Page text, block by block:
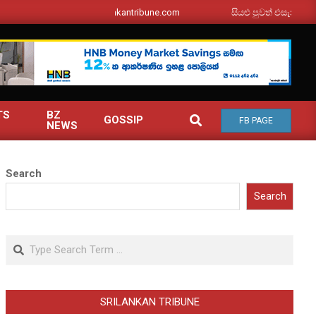
srilankantribune.com සියළු පුවත් එසැනින් ඔබ
BZ
NEWS
GOSSIP SEARCH
FB PAGE
Search
Search
Search
SRILANKAN TRIBUNE